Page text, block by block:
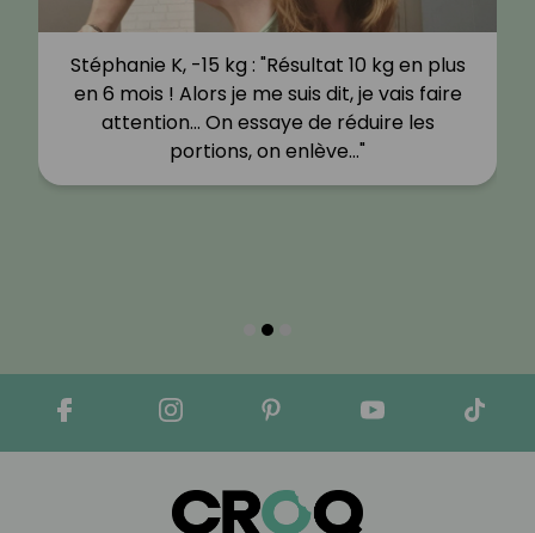
Stéphanie K, -15 kg : "Résultat 10 kg en plus
en 6 mois ! Alors je me suis dit, je vais faire
attention… On essaye de réduire les
portions, on enlève…"